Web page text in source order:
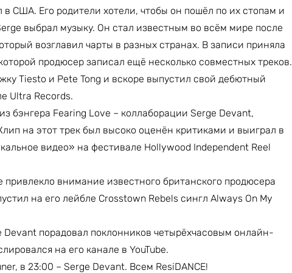
в США. Его родители хотели, чтобы он пошёл по их стопам и
выбрал музыку. Он стал известным во всём мире после
возглавил чарты в разных странах. В записи приняла
продюсер записал ещё несколько совместных треков.
Tiesto и Pete Tong и вскоре выпустил свой дебютный
Ultra Records.
бэнгера Fearing Love – коллаборации Serge Devant,
на этот трек был высоко оценён критиками и выиграл в
видео» на фестивале Hollywood Independent Reel
привлекло внимание известного британского продюсера
на его лейбле Crosstown Rebels сингл Always On My
Devant порадовал поклонников четырёхчасовым онлайн-
на его канале в YouTube.
в 23:00 – Serge Devant. Всем ResiDANCE!